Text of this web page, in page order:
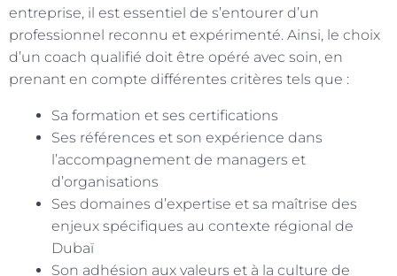
entreprise, il est essentiel de s’entourer d’un
professionnel reconnu et expérimenté. Ainsi, le choix
d’un coach qualifié doit être opéré avec soin, en
prenant en compte différentes critères tels que :
Sa formation et ses certifications
Ses références et son expérience dans
l’accompagnement de managers et
d’organisations
Ses domaines d’expertise et sa maîtrise des
enjeux spécifiques au contexte régional de
Dubaï
Son adhésion aux valeurs et à la culture de